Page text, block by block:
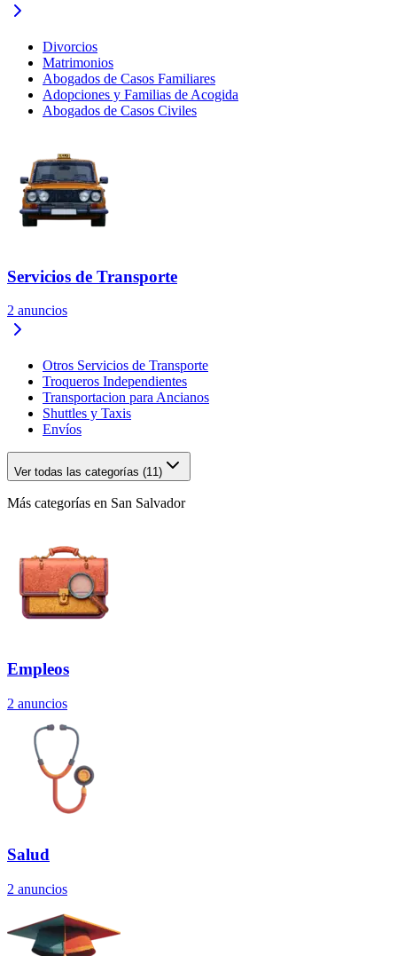
Divorcios
Matrimonios
Abogados de Casos Familiares
Adopciones y Familias de Acogida
Abogados de Casos Civiles
Servicios de Transporte
2 anuncios
Otros Servicios de Transporte
Troqueros Independientes
Transportacion para Ancianos
Shuttles y Taxis
Envíos
Ver todas las categorías (11)
Más categorías en San Salvador
Empleos
2 anuncios
Salud
2 anuncios